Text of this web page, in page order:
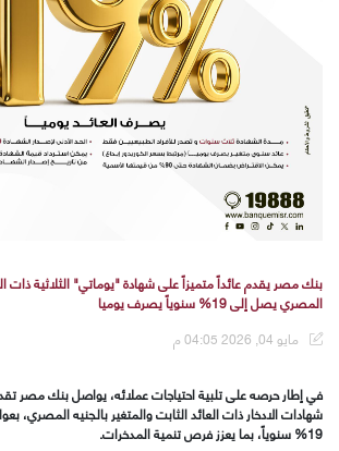
بنك مصر يقدم عائداً متميزاً على شهادة "يوماتي" الثلاثية ذات
المصري يصل إلى 19% سنوياً يصرف يوميا
مايو 04, 2026 04:05 م
في إطار حرصه على تلبية احتياجات عملائه، يواصل بنك مصر
شهادات الادخار ذات العائد الثابت والمتغير بالجنيه المصري،
19% سنوياً، بما يعزز فرص تنمية المدخرات.